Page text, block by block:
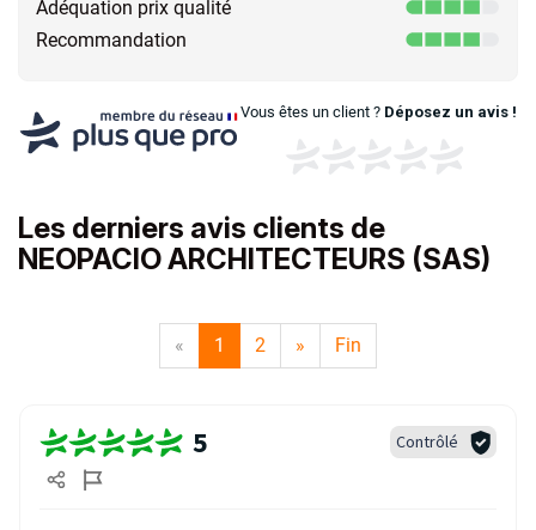
Adéquation prix qualité
Recommandation
Vous êtes un client ? Déposez un avis !
Les derniers avis clients de
NEOPACIO ARCHITECTEURS (SAS)
« 1 2 » Fin
5 Contrôlé